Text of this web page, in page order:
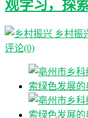
观学习，探
乡村振
评论(0)